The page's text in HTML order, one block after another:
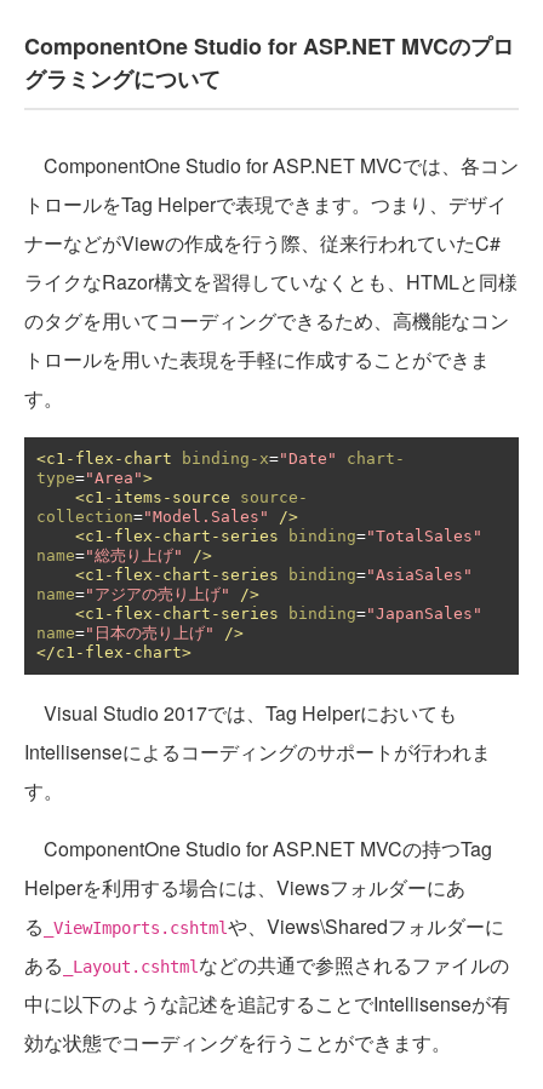
ComponentOne Studio for ASP.NET MVCのプロ
グラミングについて
ComponentOne Studio for ASP.NET MVCでは、各コン
トロールをTag Helperで表現できます。つまり、デザイ
ナーなどがViewの作成を行う際、従来行われていたC#
ライクなRazor構文を習得していなくとも、HTMLと同様
のタグを用いてコーディングできるため、高機能なコン
トロールを用いた表現を手軽に作成することができま
す。
<c1-flex-chart binding-x="Date"
chart-
type="Area">
<c1-items-source
source-
collection="Model.Sales"
/>
<c1-flex-chart-series
binding="TotalSales"
name="総売り上げ"
/>
<c1-flex-chart-series
binding="AsiaSales"
name="アジアの売り上げ"
/>
<c1-flex-chart-series
binding="JapanSales"
name="日本の売り上げ"
/>
</c1-flex-chart>
Visual Studio 2017では、Tag Helperにおいても
Intellisenseによるコーディングのサポートが行われま
す。
ComponentOne Studio for ASP.NET MVCの持つTag
Helperを利用する場合には、Viewsフォルダーにあ
る
_ViewImports.cshtmlや、Views\Sharedフォルダーに
ある
_Layout.cshtmlなどの共通で参照されるファイルの
中に以下のような記述を追記することでIntellisenseが有
効な状態でコーディングを行うことができます。